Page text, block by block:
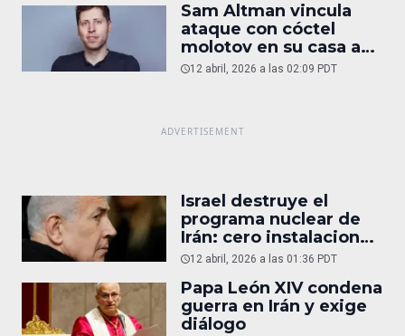
Sam Altman vincula
ataque con cóctel
molotov en su casa a
reportaje
12 abril, 2026 a las 02:09 PDT
Israel destruye el
programa nuclear de
Irán: cero instalaciones
operativas
12 abril, 2026 a las 01:36 PDT
Papa León XIV condena
guerra en Irán y exige
diálogo